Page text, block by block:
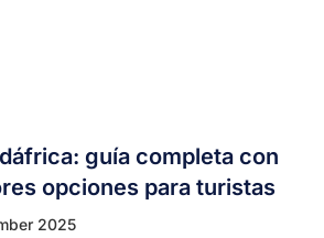
guía completa con
opciones para turistas
2025